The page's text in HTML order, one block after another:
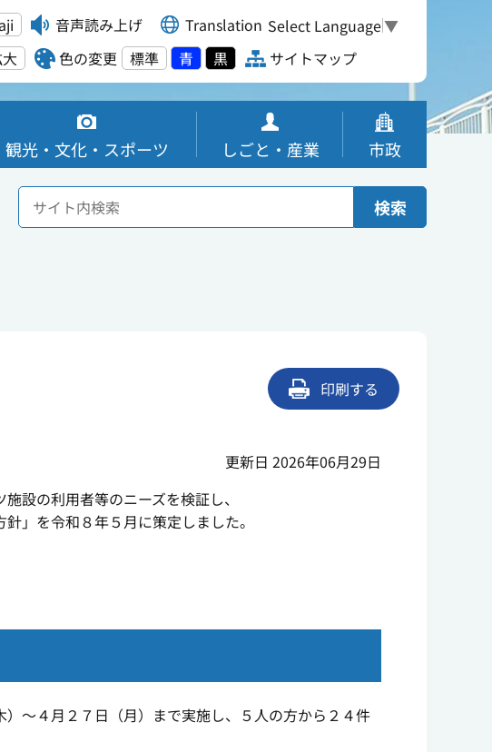
音声読み上げ Translation Select Language▼
色の変更 標準 青 黒 サイトマップ
観光・文化・スポーツ しごと・産業 市政
検索
印刷する
更新日 2026年06月29日
設の利用者等のニーズを検証し、
」を令和８年５月に策定しました。
～４月２７日（月）まで実施し、５人の方から２４件